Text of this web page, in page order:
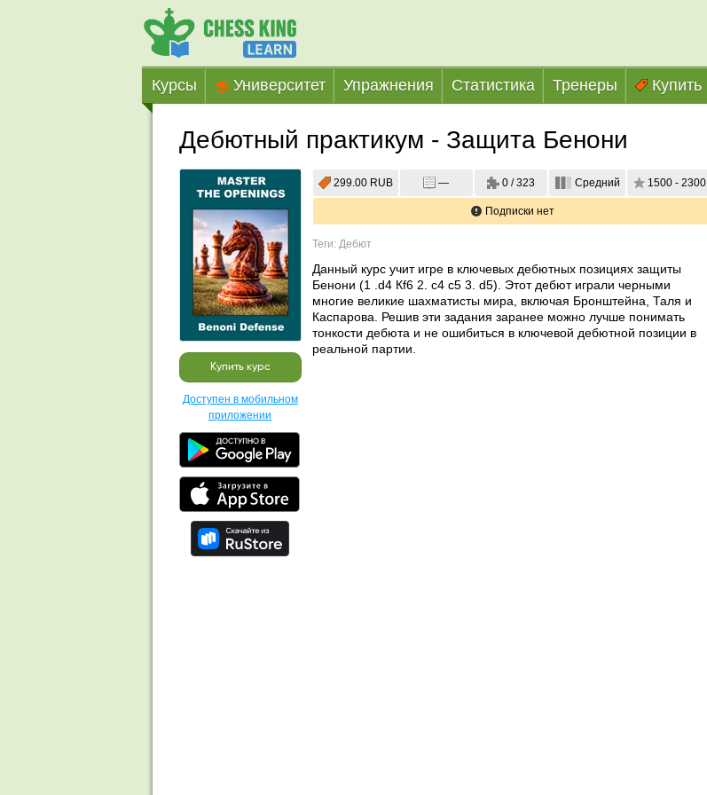
Курсы Университет Упражнения Статистика Тренеры Купить
Дебютный практикум - Защита Бенони
Купить курс
Доступен в мобильном
приложении
299.00 RUB — 0 / 323 Средний 1500 - 2300
Подписки нет
Теги: Дебют
Данный курс учит игре в ключевых дебютных позициях защиты
Бенони (1 .d4 Кf6 2. c4 c5 3. d5). Этот дебют играли черными
многие великие шахматисты мира, включая Бронштейна, Таля и
Каспарова. Решив эти задания заранее можно лучше понимать
тонкости дебюта и не ошибиться в ключевой дебютной позиции в
реальной партии.